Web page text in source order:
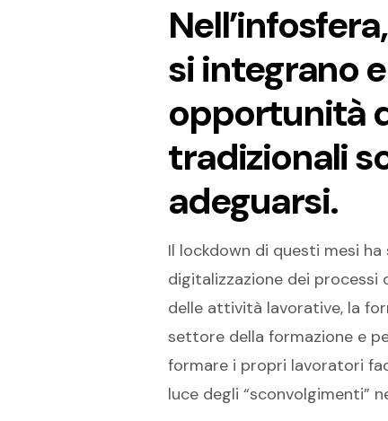
si integrano
opportunità
tradizionali
adeguarsi.
Il lockdown di questi mesi
digitalizzazione dei
delle attività lavorative, la
settore della formazione e
formare i propri lavoratori
luce degli “sconvolgimenti”